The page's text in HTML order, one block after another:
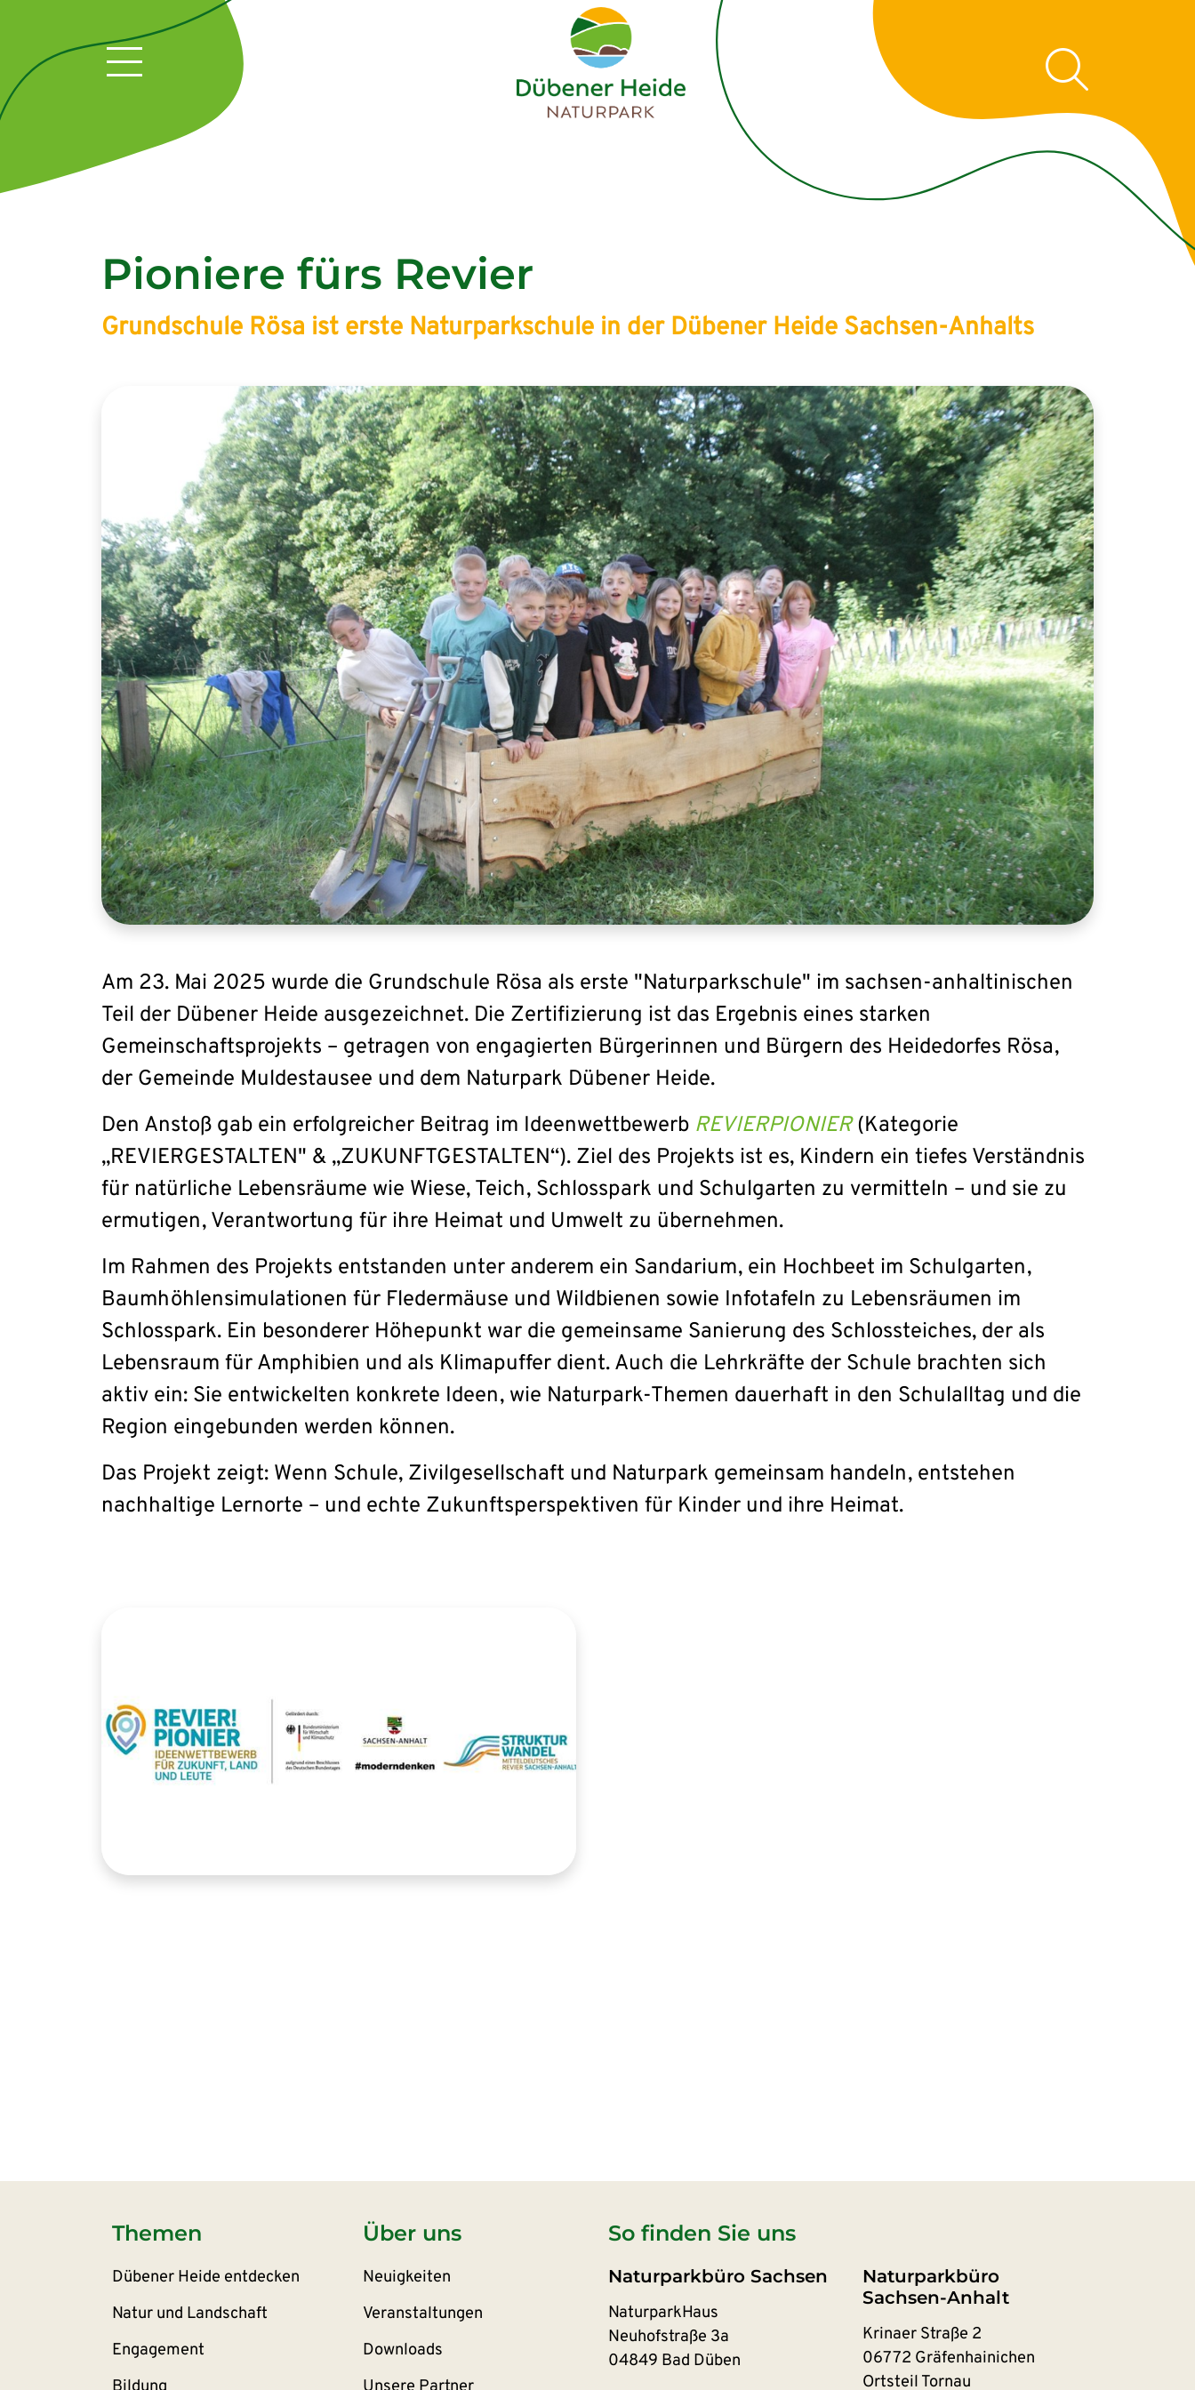
Pioniere fürs Revier
Grundschule Rösa ist erste Naturparkschule in der Dübener Heide Sachsen-Anhalts
Am 23. Mai 2025 wurde die Grundschule Rösa als erste "Naturparkschule" im sachsen-anhaltinischen
Teil der Dübener Heide ausgezeichnet. Die Zertifizierung ist das Ergebnis eines starken
Gemeinschaftsprojekts – getragen von engagierten Bürgerinnen und Bürgern des Heidedorfes Rösa,
der Gemeinde Muldestausee und dem Naturpark Dübener Heide.
Den Anstoß gab ein erfolgreicher Beitrag im Ideenwettbewerb REVIERPIONIER(Kategorie
„REVIERGESTALTEN" & „ZUKUNFTGESTALTEN“). Ziel des Projekts ist es, Kindern ein tiefes Verständnis
für natürliche Lebensräume wie Wiese, Teich, Schlosspark und Schulgarten zu vermitteln – und sie zu
ermutigen, Verantwortung für ihre Heimat und Umwelt zu übernehmen.
Im Rahmen des Projekts entstanden unter anderem ein Sandarium, ein Hochbeet im Schulgarten,
Baumhöhlensimulationen für Fledermäuse und Wildbienen sowie Infotafeln zu Lebensräumen im
Schlosspark. Ein besonderer Höhepunkt war die gemeinsame Sanierung des Schlossteiches, der als
Lebensraum für Amphibien und als Klimapuffer dient. Auch die Lehrkräfte der Schule brachten sich
aktiv ein: Sie entwickelten konkrete Ideen, wie Naturpark-Themen dauerhaft in den Schulalltag und die
Region eingebunden werden können.
Das Projekt zeigt: Wenn Schule, Zivilgesellschaft und Naturpark gemeinsam handeln, entstehen
nachhaltige Lernorte – und echte Zukunftsperspektiven für Kinder und ihre Heimat.
Themen
Dübener Heide entdecken
Natur und Landschaft
Engagement
Über uns
Neuigkeiten
Veranstaltungen
Downloads
So finden Sie uns
Naturparkbüro Sachsen
NaturparkHaus
Neuhofstraße 3a
04849 Bad Düben
Naturparkbüro
Sachsen-Anhalt
Krinaer Straße 2
06772 Gräfenhainichen
Ortsteil Tornau